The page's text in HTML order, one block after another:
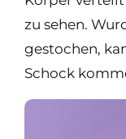
zu sehen.
gestochen,
Schock